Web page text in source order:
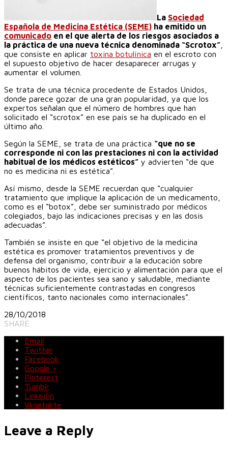
La Sociedad
Española de Medicina Estética (SEME) ha emitido un
comunicado en el que alerta de los riesgos asociados a
la práctica de una nueva técnica denominada “Scrotox”
que consiste en aplicar toxina botulínica en el escroto con
el supuesto objetivo de hacer desaparecer arrugas y
aumentar el volumen.
Se trata de una técnica procedente de Estados Unidos,
donde parece gozar de una gran popularidad, ya que los
expertos señalan que el número de hombres que han
solicitado el “scrotox” en ese país se ha duplicado en el
último año.
Según la SEME, se trata de una práctica “que no se
corresponde ni con las prestaciones ni con la actividad
habitual de los médicos estéticos” y advierten “de que
no es medicina ni es estética”.
Así mismo, desde la SEME recuerdan que “cualquier
tratamiento que implique la aplicación de un medicamento,
como es el “botox”, debe ser suministrado por médicos
colegiados, bajo las indicaciones precisas y en las dosis
adecuadas”.
También se insiste en que “el objetivo de la medicina
estética es promover tratamientos preventivos y de
defensa del organismo, contribuir a la educación sobre
buenos hábitos de vida, ejercicio y alimentación para que el
aspecto de los pacientes sea sano y saludable, mediante
técnicas suficientemente contrastadas en congresos
científicos, tanto nacionales como internacionales”.
28/10/2018
SHARE
Email
Twitter
Facebook
Google +
Pinterest
Tumblr
Linkedin
Vkontakte
Leave a Reply